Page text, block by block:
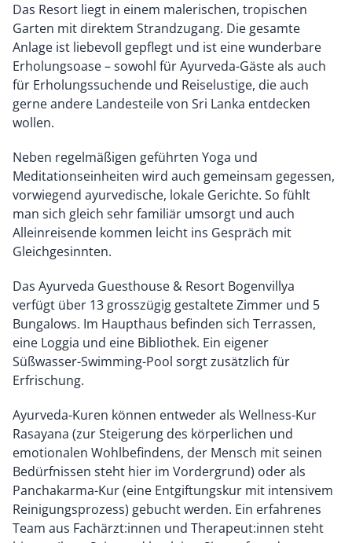
Das Resort liegt in einem malerischen, tropischen
Garten mit direktem Strandzugang. Die gesamte
Anlage ist liebevoll gepflegt und ist eine wunderbare
Erholungsoase – sowohl für Ayurveda-Gäste als auch
für Erholungssuchende und Reiselustige, die auch
gerne andere Landesteile von Sri Lanka entdecken
wollen.
Neben regelmäßigen geführten Yoga und
Meditationseinheiten wird auch gemeinsam gegessen,
vorwiegend ayurvedische, lokale Gerichte. So fühlt
man sich gleich sehr familiär umsorgt und auch
Alleinreisende kommen leicht ins Gespräch mit
Gleichgesinnten.
Das Ayurveda Guesthouse & Resort Bogenvillya
verfügt über 13 grosszügig gestaltete Zimmer und 5
Bungalows. Im Haupthaus befinden sich Terrassen,
eine Loggia und eine Bibliothek. Ein eigener
Süßwasser-Swimming-Pool sorgt zusätzlich für
Erfrischung.
Ayurveda-Kuren können entweder als Wellness-Kur
Rasayana (zur Steigerung des körperlichen und
emotionalen Wohlbefindens, der Mensch mit seinen
Bedürfnissen steht hier im Vordergrund) oder als
Panchakarma-Kur (eine Entgiftungskur mit intensivem
Reinigungsprozess) gebucht werden. Ein erfahrenes
Team aus Fachärzt:innen und Therapeut:innen steht